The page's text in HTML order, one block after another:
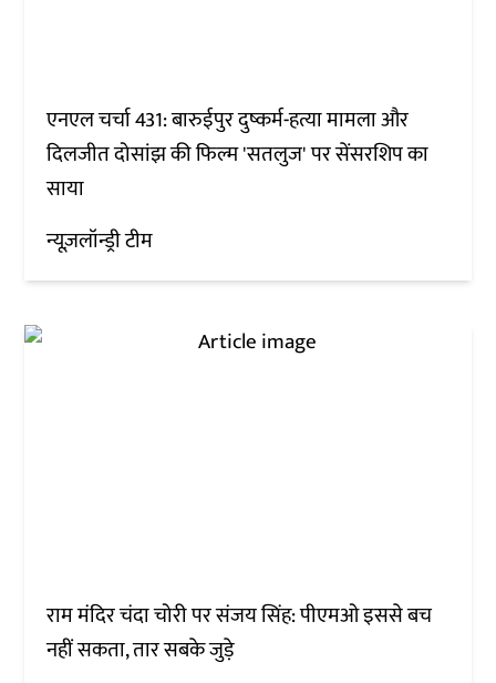
एनएल चर्चा 431: बारुईपुर दुष्कर्म-हत्या मामला और
दिलजीत दोसांझ की फिल्म 'सतलुज' पर सेंसरशिप का
साया
न्यूज़लॉन्ड्री टीम
राम मंदिर चंदा चोरी पर संजय सिंह: पीएमओ इससे बच
नहीं सकता, तार सबके जुड़े